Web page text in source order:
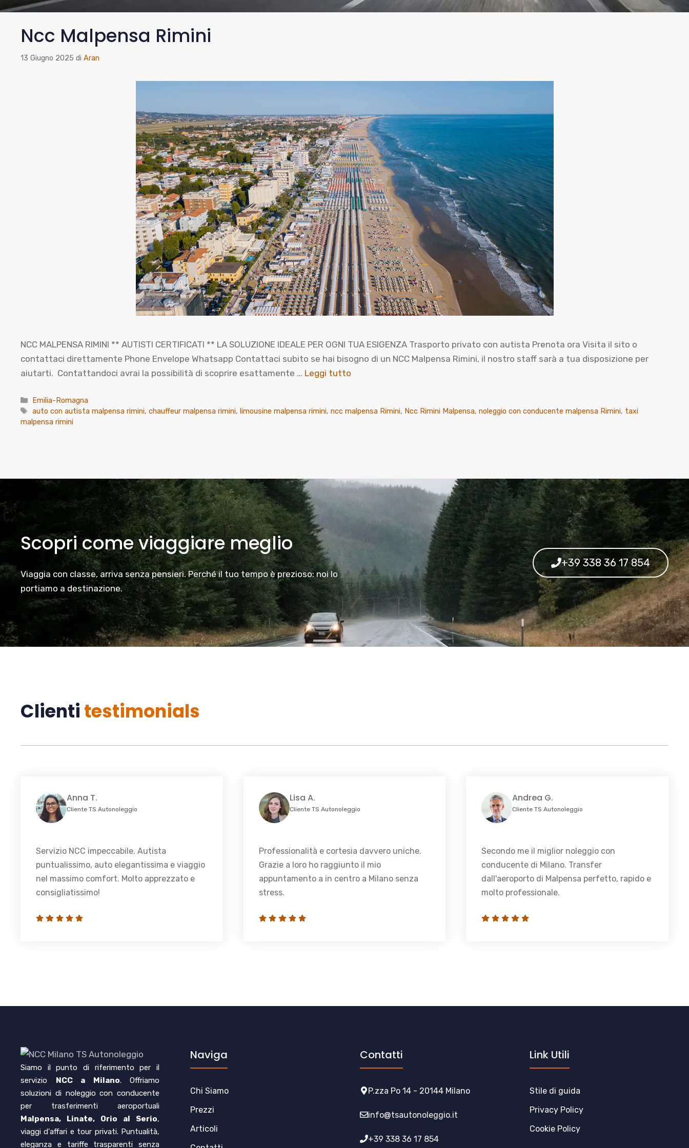
Ncc Malpensa Rimini
13 Giugno 2025 di Aran
NCC MALPENSA RIMINI ** AUTISTI CERTIFICATI ** LA SOLUZIONE IDEALE PER OGNI TUA ESIGENZA Trasporto privato con autista Prenota ora Visita il sito o
contattaci direttamente Phone Envelope Whatsapp Contattaci subito se hai bisogno di un NCC Malpensa Rimini, il nostro staff sarà a tua disposizione per
aiutarti. Contattandoci avrai la possibilità di scoprire esattamente … Leggi tutto
Categorie
Emilia-Romagna
Tag
auto con autista malpensa rimini,chauffeur malpensa rimini,limousine malpensa rimini,ncc malpensa Rimini, Ncc Rimini Malpensa,noleggio con conducente malpensa Rimini, taxi
malpensa rimini
Scopri come viaggiare meglio
Viaggia con classe, arriva senza pensieri. Perché il tuo tempo è prezioso: noi lo
portiamo a destinazione.
+39 338 36 17 854
Clienti testimonials
Anna T.
Cliente TS Autonoleggio
Servizio NCC impeccabile. Autista
puntualissimo, auto elegantissima e viaggio
nel massimo comfort. Molto apprezzato e
consigliatissimo!
Lisa A.
Cliente TS Autonoleggio
Professionalità e cortesia davvero uniche.
Grazie a loro ho raggiunto il mio
appuntamento a in centro a Milano senza
stress.
Andrea G.
Cliente TS Autonoleggio
Secondo me il miglior noleggio con
conducente di Milano. Transfer
dall'aeroporto di Malpensa perfetto, rapido e
molto professionale.
Siamo il punto di riferimento per il
servizio NCC a Milano. Offriamo
soluzioni di noleggio con conducente
per trasferimenti aeroportuali
Malpensa, Linate, Orio al Serio,
viaggi d'affari e tour privati. Puntualità,
eleganza e tariffe trasparenti senza
Naviga
Chi Siamo
Prezzi
Articoli
Contatti
P.zza Po 14 - 20144 Milano
info@tsautonoleggio.it
+39 338 36 17 854
Link Utili
Stile di guida
Privacy Policy
Cookie Policy